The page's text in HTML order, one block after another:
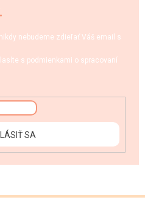
nebudeme zdieľať Váš email s
s podmienkami o spracovaní
SA